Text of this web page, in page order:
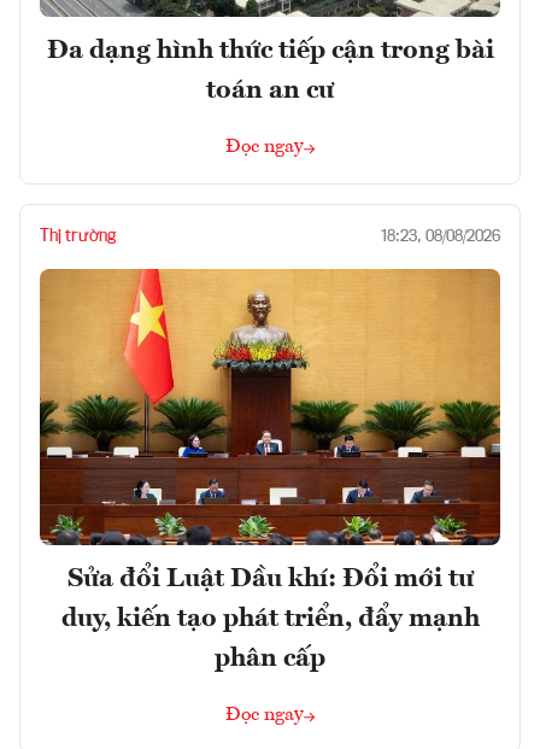
Đa dạng hình thức tiếp cận trong bài
toán an cư
Đọc ngay
Thị trường 18:23, 08/08/2026
Sửa đổi Luật Dầu khí: Đổi mới tư
duy, kiến tạo phát triển, đẩy mạnh
phân cấp
Đọc ngay